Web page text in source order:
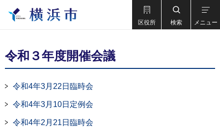
区役所 検索 メニュー
令和３年度開催会議
令和4年3月22日臨時会
令和4年3月10日定例会
令和4年2月21日臨時会